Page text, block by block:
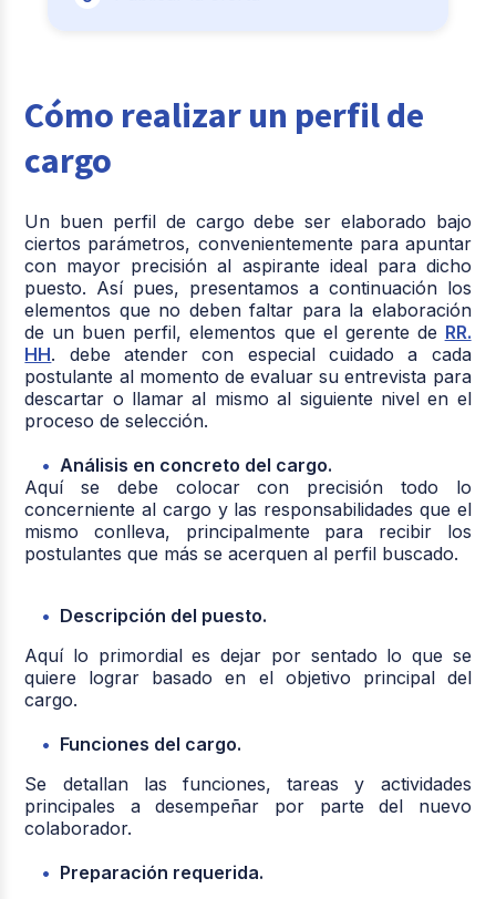
Cómo realizar un perfil de
cargo
Un buen perfil de cargo debe ser elaborado bajo
ciertos parámetros, convenientemente para apuntar
con mayor precisión al aspirante ideal para dicho
puesto. Así pues, presentamos a continuación los
elementos que no deben faltar para la elaboración
de un buen perfil, elementos que el gerente de RR.
HH. debe atender con especial cuidado a cada
postulante al momento de evaluar su entrevista para
descartar o llamar al mismo al siguiente nivel en el
proceso de selección.
Análisis en concreto del cargo.
Aquí se debe colocar con precisión todo lo
concerniente al cargo y las responsabilidades que el
mismo conlleva, principalmente para recibir los
postulantes que más se acerquen al perfil buscado.
Descripción del puesto.
Aquí lo primordial es dejar por sentado lo que se
quiere lograr basado en el objetivo principal del
cargo.
Funciones del cargo.
Se detallan las funciones, tareas y actividades
principales a desempeñar por parte del nuevo
colaborador.
Preparación requerida.